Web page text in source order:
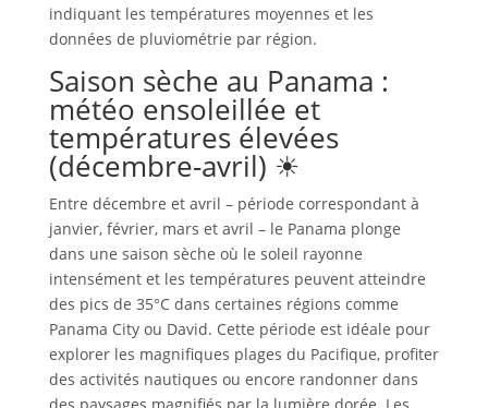
indiquant les températures moyennes et les
données de pluviométrie par région.
Saison sèche au Panama :
météo ensoleillée et
températures élevées
(décembre-avril) ☀
Entre décembre et avril – période correspondant à
janvier, février, mars et avril – le Panama plonge
dans une saison sèche où le soleil rayonne
intensément et les températures peuvent atteindre
des pics de 35°C dans certaines régions comme
Panama City ou David. Cette période est idéale pour
explorer les magnifiques plages du Pacifique, profiter
des activités nautiques ou encore randonner dans